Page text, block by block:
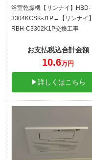
浴室乾燥機【リンナイ】HBD-
3304KCSK-J1P→【リンナイ】
RBH-C3302K1P交換工事
お支払税込合計金額
10.6万円
▶詳しくはこちら